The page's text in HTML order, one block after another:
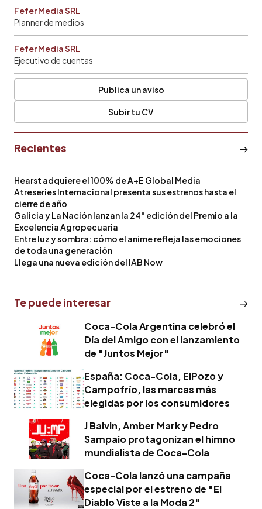
Fefer Media SRL
Planner de medios
Fefer Media SRL
Ejecutivo de cuentas
Publica un aviso
Subir tu CV
Recientes
Hearst adquiere el 100% de A+E Global Media
Atreseries Internacional presenta sus estrenos hasta el
cierre de año
Galicia y La Nación lanzan la 24° edición del Premio a la
Excelencia Agropecuaria
Entre luz y sombra: cómo el anime refleja las emociones
de toda una generación
Llega una nueva edición del IAB Now
Te puede interesar
Coca-Cola Argentina celebró el
Día del Amigo con el lanzamiento
de "Juntos Mejor"
España: Coca-Cola, ElPozo y
Campofrío, las marcas más
elegidas por los consumidores
J Balvin, Amber Mark y Pedro
Sampaio protagonizan el himno
mundialista de Coca-Cola
Coca-Cola lanzó una campaña
especial por el estreno de "El
Diablo Viste a la Moda 2"